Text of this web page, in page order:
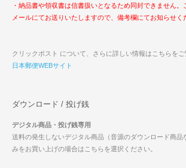
・納品書や領収書は信書扱いとなるため同封できません。
メールにてお送りいたしますので、備考欄にてお知らせく
クリックポスト について、さらに詳しい情報はこちらをご
日本郵便WEBサイト
ダウンロード / 投げ銭
デジタル商品・投げ銭専用
送料の発生しないデジタル商品（音源のダウンロード商品
みをお買い上げの場合はこちらを選択ください。